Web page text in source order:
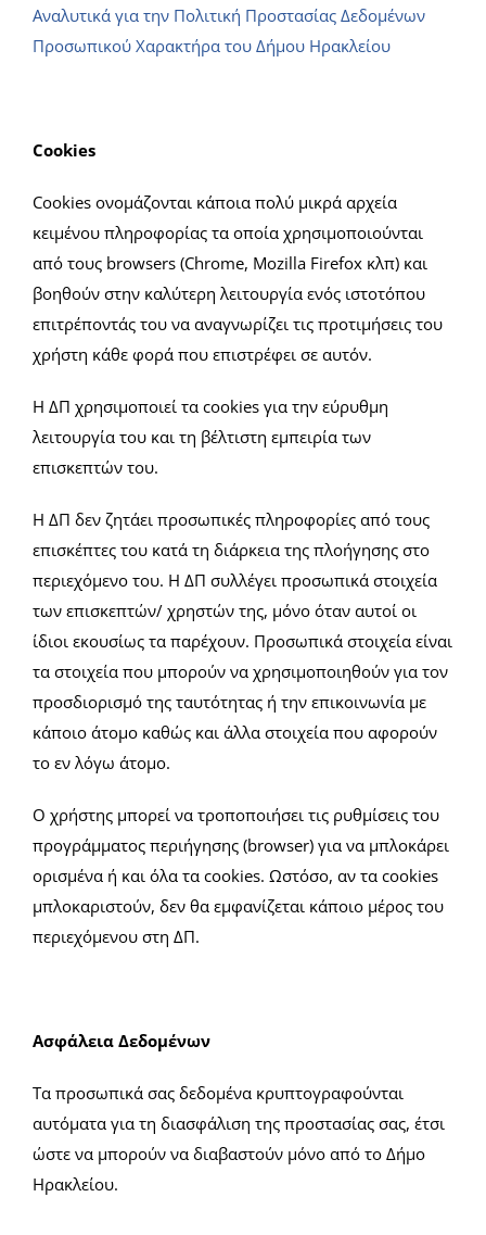
Αναλυτικά για την Πολιτική Προστασίας Δεδομένων
Προσωπικού Χαρακτήρα του Δήμου Ηρακλείου
Cookies
Cookies ονομάζονται κάποια πολύ μικρά αρχεία
κειμένου πληροφορίας τα οποία χρησιμοποιούνται
από τους browsers (Chrome, Mozilla Firefox κλπ) και
βοηθούν στην καλύτερη λειτουργία ενός ιστοτόπου
επιτρέποντάς του να αναγνωρίζει τις προτιμήσεις του
χρήστη κάθε φορά που επιστρέφει σε αυτόν.
Η ΔΠ χρησιμοποιεί τα cookies για την εύρυθμη
λειτουργία του και τη βέλτιστη εμπειρία των
επισκεπτών του.
Η ΔΠ δεν ζητάει προσωπικές πληροφορίες από τους
επισκέπτες του κατά τη διάρκεια της πλοήγησης στο
περιεχόμενο του. Η ΔΠ συλλέγει προσωπικά στοιχεία
των επισκεπτών/ χρηστών της, μόνο όταν αυτοί οι
ίδιοι εκουσίως τα παρέχουν. Προσωπικά στοιχεία είναι
τα στοιχεία που μπορούν να χρησιμοποιηθούν για τον
προσδιορισμό της ταυτότητας ή την επικοινωνία με
κάποιο άτομο καθώς και άλλα στοιχεία που αφορούν
το εν λόγω άτομο.
Ο χρήστης μπορεί να τροποποιήσει τις ρυθμίσεις του
προγράμματος περιήγησης (browser) για να μπλοκάρει
ορισμένα ή και όλα τα cookies. Ωστόσο, αν τα cookies
μπλοκαριστούν, δεν θα εμφανίζεται κάποιο μέρος του
περιεχόμενου στη ΔΠ.
Ασφάλεια Δεδομένων
Τα προσωπικά σας δεδομένα κρυπτογραφούνται
αυτόματα για τη διασφάλιση της προστασίας σας, έτσι
ώστε να μπορούν να διαβαστούν μόνο από το Δήμο
Ηρακλείου.